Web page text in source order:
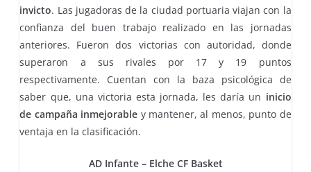
invicto. Las jugadoras de la ciudad portuaria viajan con la
confianza del buen trabajo realizado en las jornadas
anteriores. Fueron dos victorias con autoridad, donde
superaron a sus rivales por 17 y 19 puntos
respectivamente. Cuentan con la baza psicológica de
saber que, una victoria esta jornada, les daría un inicio
de campaña inmejorable y mantener, al menos, punto de
ventaja en la clasificación.
AD Infante – Elche CF Basket